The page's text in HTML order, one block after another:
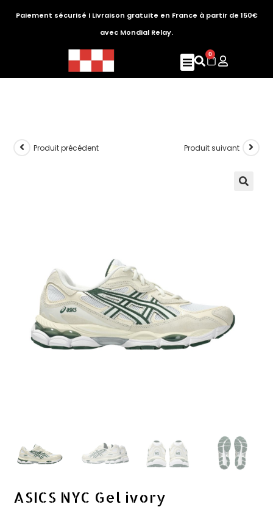
Paiement sécurisé I Livraison gratuite en France à partir de 150€
avec Mondial Relay.
0
Produit précédent Produit suivant
ASICS NYC Gel ivory